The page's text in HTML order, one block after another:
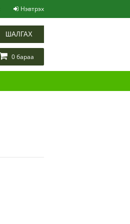
Нэвтрэх
ШАЛГАХ
0 бараа